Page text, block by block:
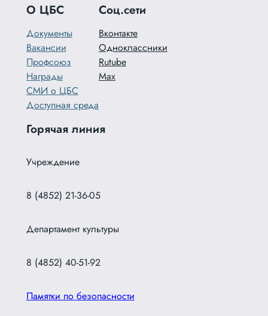
О ЦБС
Документы
Вакансии
Профсоюз
Награды
СМИ о ЦБС
Доступная среда
Соц.сети
Вконтакте
Одноклассники
Rutube
Max
Горячая линия
Учреждение
8 (4852) 21-36-05
Департамент культуры
8 (4852) 40-51-92
Памятки по безопасности